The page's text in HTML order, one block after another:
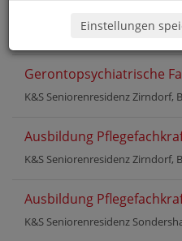
K&S Seniorenresidenz Zirndorf,
Gerontopsychiatrische
K&S Seniorenresidenz Zirndorf,
Ausbildung
K&S Seniorenresidenz Zirndorf,
Ausbildung
K&S Seniorenresidenz
Einstellungen